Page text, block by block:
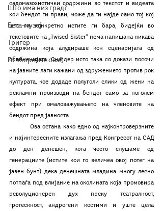
Што има низ град?
Бета-музеј
Тригер
Го зборевме ова?
садомазохистички содржини во текстот и видеата
кои бендот ги прави, може да ги најде само тој кој
што ги конкретно истите ги бара, бидејќи во
текстовите на „Twised Sister” нема напишана никава
содржина која алудираше кон сценаријата од
обвиненијата. Снајдер исто така со докази посочи
на јавните лаги кажани од здружението против рок
културата, кое додаде полуголи слики од жени на
рекламни производи на бендот само за поголем
ефект при омаловажувањето на членовите на
бендот пред јавноста.
	Ова остана како едно од најконтроверзните
и најинтересните излагања пред Конгресот на САД
до ден денешен, кога често слушаме од
генерациите (истите кои го величеа овој потег на
јавен бунт) дека денешната младина многу лесно
потпаѓа под влијание на околината која промовира
револуционерен дух преку театралност,
гротескност, андрогени костими и уште цела